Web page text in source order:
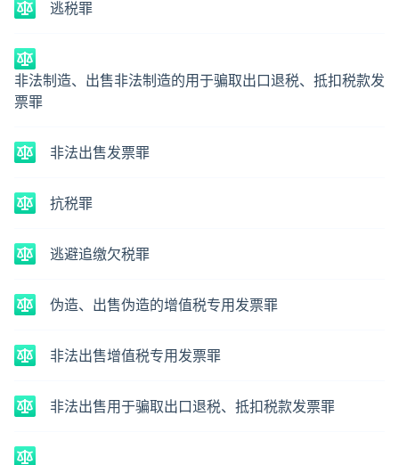
逃税罪
非法制造、出售非法制造的用于骗取出口退税、抵扣税款发
票罪
非法出售发票罪
抗税罪
逃避追缴欠税罪
伪造、出售伪造的增值税专用发票罪
非法出售增值税专用发票罪
非法出售用于骗取出口退税、抵扣税款发票罪